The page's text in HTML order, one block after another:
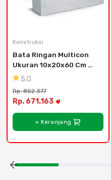
Konstruksi
Bata Ringan Multicon
Ukuran 10x20x60 Cm
(12.6 M3) - Bekasi ,
5.0
Rp. 852.377
Rp. 671.163
+ Keranjang